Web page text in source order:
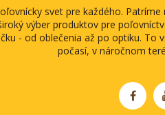
svet pre každého.
výber produktov pre
- od oblečenia až po optiku.
počasí, v náročnom